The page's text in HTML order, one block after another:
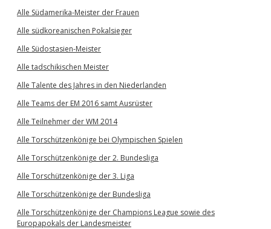
Alle Südamerika-Meister der Frauen
Alle südkoreanischen Pokalsieger
Alle Südostasien-Meister
Alle tadschikischen Meister
Alle Talente des Jahres in den Niederlanden
Alle Teams der EM 2016 samt Ausrüster
Alle Teilnehmer der WM 2014
Alle Torschützenkönige bei Olympischen Spielen
Alle Torschützenkönige der 2. Bundesliga
Alle Torschützenkönige der 3. Liga
Alle Torschützenkönige der Bundesliga
Alle Torschützenkönige der Champions League sowie des
Europapokals der Landesmeister